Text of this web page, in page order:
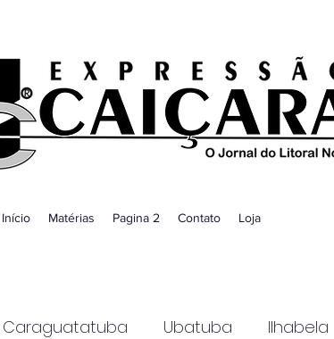
Início Matérias Pagina 2 Contato Loja
Caraguatatuba Ubatuba Ilhabela